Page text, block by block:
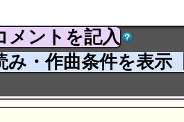
メントを記入
み・作曲条件を表示